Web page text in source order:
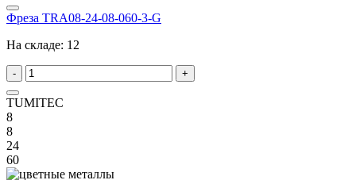
Фреза TRA08-24-08-060-3-G
На складе: 12
- +
TUMITEC
8
8
24
60